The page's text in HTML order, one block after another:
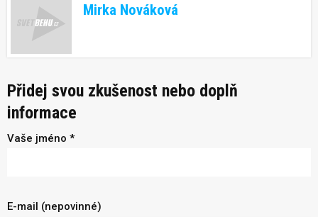
Mirka Nováková
Přidej svou zkušenost nebo doplň
informace
Vaše jméno *
E-mail (nepovinné)